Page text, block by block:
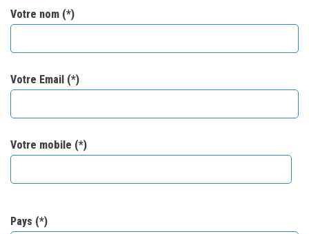
Votre nom (*)
Votre Email (*)
Votre mobile (*)
Pays (*)